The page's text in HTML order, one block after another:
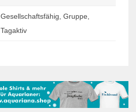
Gesellschaftsfähig, Gruppe,
Tagaktiv